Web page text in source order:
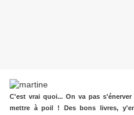
C'est vrai quoi... On va pas
mettre à poil ! Des bons livres,